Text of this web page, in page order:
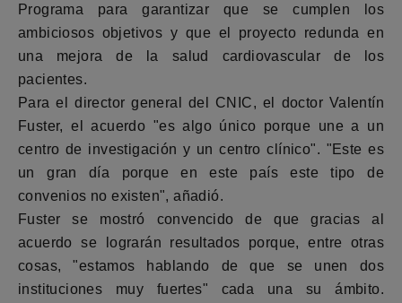
Programa para garantizar que se cumplen los
ambiciosos objetivos y que el proyecto redunda en
una mejora de la salud cardiovascular de los
pacientes.
Para el director general del CNIC, el doctor Valentín
Fuster, el acuerdo "es algo único porque une a un
centro de investigación y un centro clínico". "Este es
un gran día porque en este país este tipo de
convenios no existen", añadió.
Fuster se mostró convencido de que gracias al
acuerdo se lograrán resultados porque, entre otras
cosas, "estamos hablando de que se unen dos
instituciones muy fuertes" cada una su ámbito.